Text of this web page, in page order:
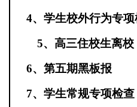
4、学生校外行为专项
5、高三住校生离校
6、第五期黑板报
7、学生常规专项检查